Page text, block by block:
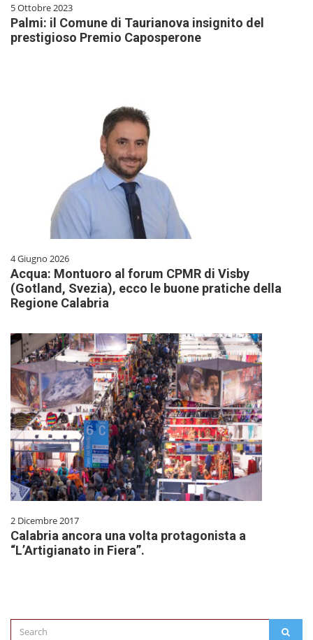
5 Ottobre 2023
Palmi: il Comune di Taurianova insignito del
prestigioso Premio Caposperone
4 Giugno 2026
Acqua: Montuoro al forum CPMR di Visby
(Gotland, Svezia), ecco le buone pratiche della
Regione Calabria
2 Dicembre 2017
Calabria ancora una volta protagonista a
“L’Artigianato in Fiera”.
Search